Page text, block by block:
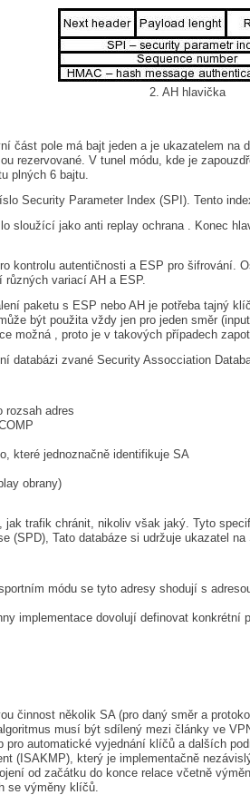
2. AH hlavička
část pole má bajt jeden a je ukazatelem
rezervované. V tunel módu, kde je
plných 6 bajtu.
Security Parameter Index (SPI). Tento
sloužící jako anti replay ochrana . Konec
kontrolu autentičnosti a ESP pro šifrování.
různých variací AH a ESP.
paketu s ESP nebo AH je potřeba tajný
být použita vždy jen pro jeden směr
možná , proto je v takových případech
databázi zvané Security Assocciation
rozsah adres
které jednoznačně identifikuje SA
obrany)
jak trafik chránit, nikoliv však jaký. Tyto
(SPD), Tato databáze si udržuje ukazatel na
módu se tyto adresy shodují s
implementace dovolují definovat
činnost několik SA (pro daný směr a
musí být sdílený mezi články ve
pro automatické vyjednání klíčů a dalších
(ISAKMP), který je implementačně
od začátku do konce relace včetně
se výměny klíčů.